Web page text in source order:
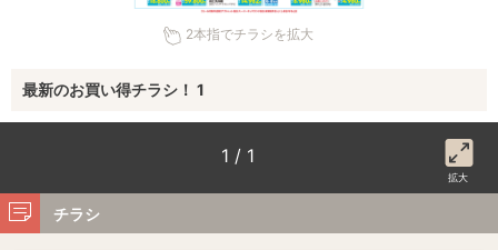
2本指でチラシを拡大
最新のお買い得チラシ！ 1
1 / 1
拡大
チラシ